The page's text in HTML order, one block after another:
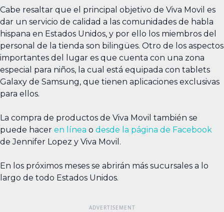
Cabe resaltar que el principal objetivo de Viva Movil es
dar un servicio de calidad a las comunidades de habla
hispana en Estados Unidos, y por ello los miembros del
personal de la tienda son bilingües. Otro de los aspectos
importantes del lugar es que cuenta con una zona
especial para niños, la cual está equipada con tablets
Galaxy de Samsung, que tienen aplicaciones exclusivas
para ellos.
La compra de productos de Viva Movil también se
puede hacer en línea o desde la página de Facebook
de Jennifer Lopez y Viva Movil.
En los próximos meses se abrirán más sucursales a lo
largo de todo Estados Unidos.